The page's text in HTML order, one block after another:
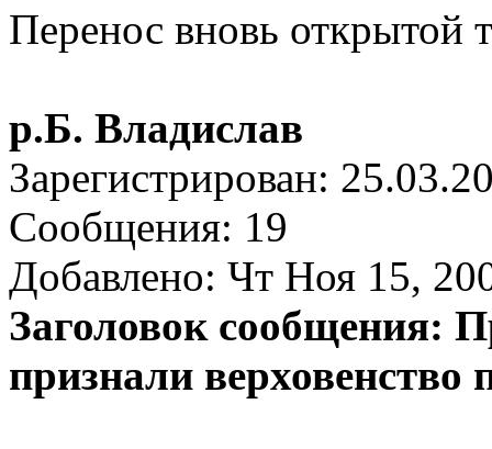
Перенос вновь открытой
р.Б. Владислав
Зарегистрирован:
Сообщения: 19
Добавлено: Чт Ноя 15,
Заголовок сообщения:
признали верховенство